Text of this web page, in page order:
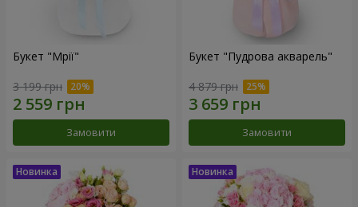
Букет "Мрії"
3 199 грн
Замовити
Букет "Пудрова акварель"
4 879 грн
Замовити